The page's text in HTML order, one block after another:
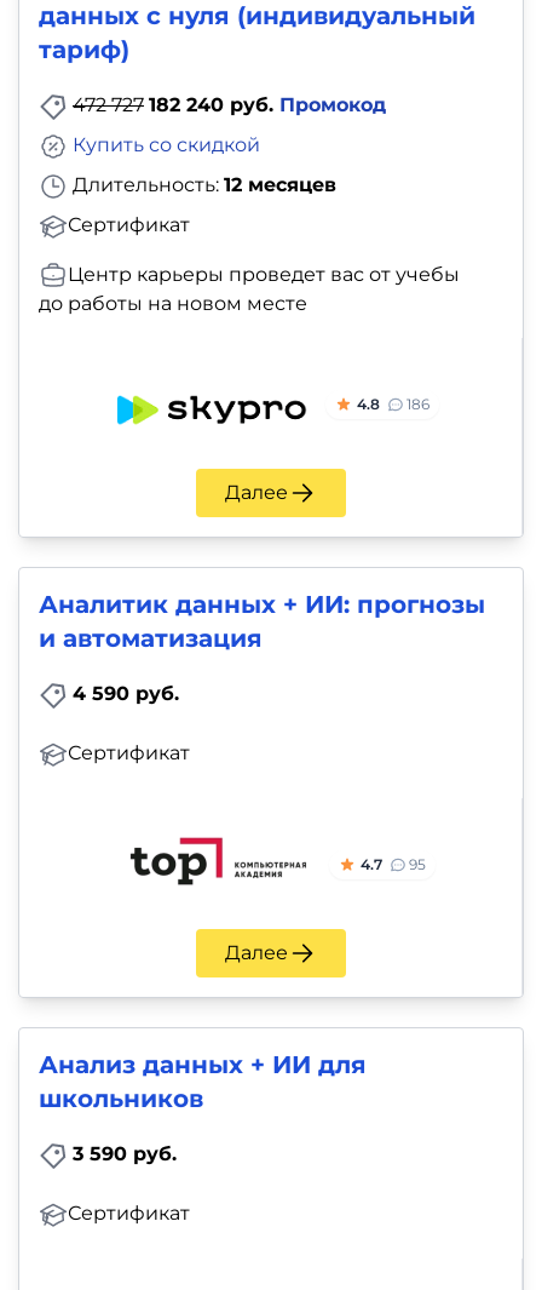
данных с нуля (индивидуальный
тариф)
472 727 182 240 руб. Промокод
Длительность: 12 месяцев
Сертификат
Купить со скидкой
Центр карьеры проведет вас от учебы
до работы на новом месте
4.8 186
Далее
Аналитик данных + ИИ: прогнозы
и автоматизация
4 590 руб.
Сертификат
4.7 95
Далее
Анализ данных + ИИ для
школьников
3 590 руб.
Сертификат